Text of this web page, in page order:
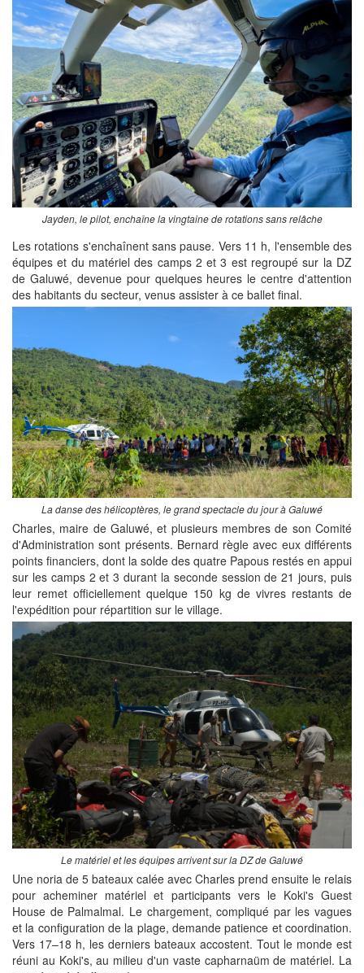
Jayden, le pilot, enchaîne la vingtaine de rotations sans relâche
Les rotations s'enchaînent sans pause. Vers 11 h, l'ensemble des
équipes et du matériel des camps 2 et 3 est regroupé sur la DZ
de Galuwé, devenue pour quelques heures le centre d'attention
des habitants du secteur, venus assister à ce ballet final.
La danse des hélicoptères, le grand spectacle du jour à Galuwé
Charles, maire de Galuwé, et plusieurs membres de son Comité
d'Administration sont présents. Bernard règle avec eux différents
points financiers, dont la solde des quatre Papous restés en appui
sur les camps 2 et 3 durant la seconde session de 21 jours, puis
leur remet officiellement quelque 150 kg de vivres restants de
l'expédition pour répartition sur le village.
Le matériel et les équipes arrivent sur la DZ de Galuwé
Une noria de 5 bateaux calée avec Charles prend ensuite le relais
pour acheminer matériel et participants vers le Koki's Guest
House de Palmalmal. Le chargement, compliqué par les vagues
et la configuration de la plage, demande patience et coordination.
Vers 17–18 h, les derniers bateaux accostent. Tout le monde est
réuni au Koki's, au milieu d'un vaste capharnaüm de matériel. La